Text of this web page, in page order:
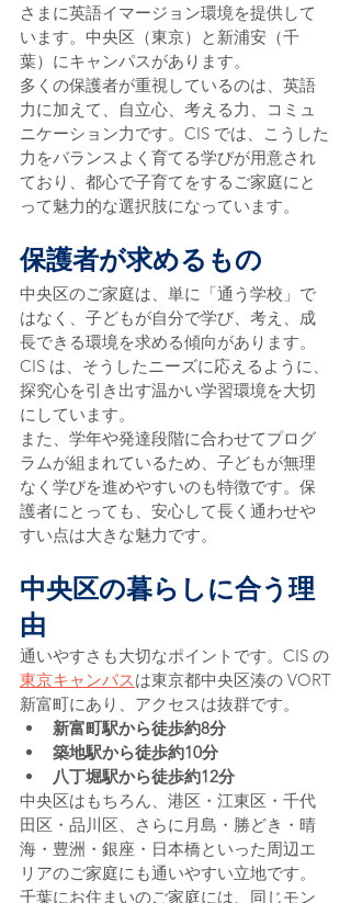
さまに英語イマージョン環境を提供して
います。中央区（東京）と新浦安（千
葉）にキャンパスがあります。
多くの保護者が重視しているのは、英語
力に加えて、自立心、考える力、コミュ
ニケーション力です。CIS では、こうした
力をバランスよく育てる学びが用意され
ており、都心で子育てをするご家庭にと
って魅力的な選択肢になっています。
保護者が求めるもの
中央区のご家庭は、単に「通う学校」で
はなく、子どもが自分で学び、考え、成
長できる環境を求める傾向があります。
CIS は、そうしたニーズに応えるように、
探究心を引き出す温かい学習環境を大切
にしています。
また、学年や発達段階に合わせてプログ
ラムが組まれているため、子どもが無理
なく学びを進めやすいのも特徴です。保
護者にとっても、安心して長く通わせや
すい点は大きな魅力です。
中央区の暮らしに合う理
由
通いやすさも大切なポイントです。CIS の
東京キャンパスは東京都中央区湊の VORT
新富町にあり、アクセスは抜群です。
新富町駅から徒歩約8分
築地駅から徒歩約10分
八丁堀駅から徒歩約12分
中央区はもちろん、港区・江東区・千代
田区・品川区、さらに月島・勝どき・晴
海・豊洲・銀座・日本橋といった周辺エ
リアのご家庭にも通いやすい立地です。
千葉にお住まいのご家庭には、同じモン